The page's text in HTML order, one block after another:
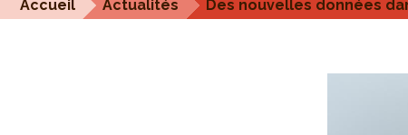
Accueil Actualités Des nouvelles données